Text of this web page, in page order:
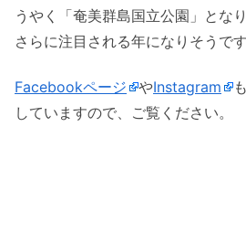
うやく「奄美群島国立公園」となり
さらに注目される年になりそうです
Facebookページ やInstagram
していますので、ご覧ください。